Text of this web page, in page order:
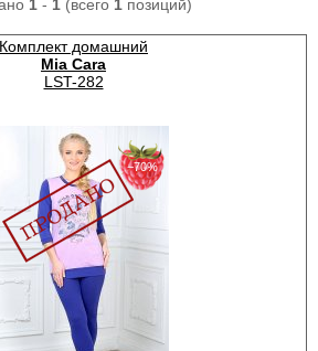
1- 1(всего 1позиций)
Комплект домашний
Mia Cara
LST-282
−70%